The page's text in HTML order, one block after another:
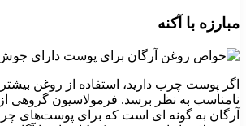
مبارزه با آکنه
اگر پوست چرب دارید، استفاده از روغن
نامناسب به نظر برسد. فرمولاسیون گروهی
آرگان به گونه ای است که برای پوست‌های